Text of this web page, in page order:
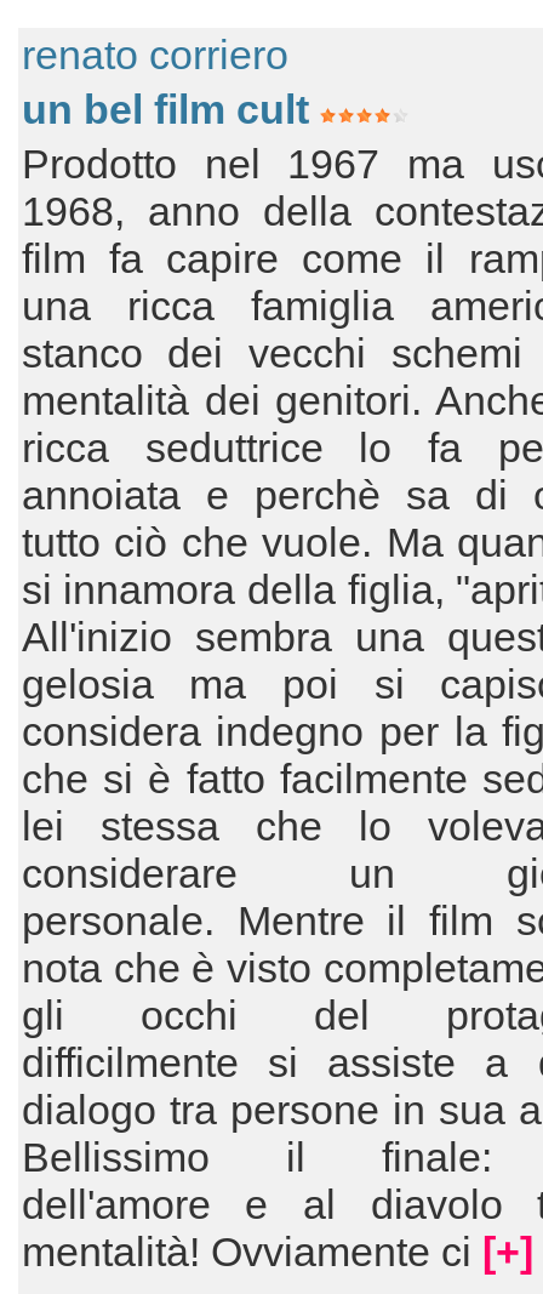
renato corriero
un bel film cult
Prodotto nel 1967 ma
1968, anno della
film fa capire come il
una ricca famiglia
stanco dei vecchi
mentalità dei genitori.
ricca seduttrice lo fa
annoiata e perchè sa di
tutto ciò che vuole. Ma
si innamora della figlia,
All'inizio sembra una
gelosia ma poi si
considera indegno per la
che si è fatto facilmente
lei stessa che lo
considerare un
personale. Mentre il film
nota che è visto
gli occhi del
difficilmente si assiste a
dialogo tra persone in sua
Bellissimo il finale:
dell'amore e al diavolo
mentalità! Ovviamente ci [+]